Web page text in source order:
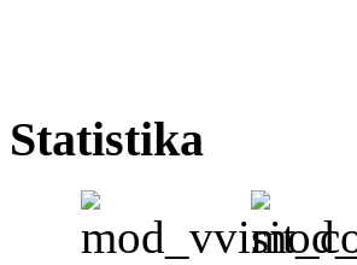
Statistika